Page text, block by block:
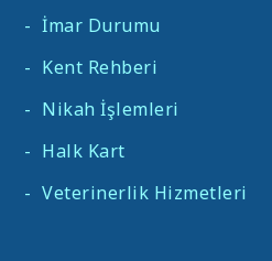
- İmar Durumu
- Kent Rehberi
- Nikah İşlemleri
- Halk Kart
- Veterinerlik Hizmetleri